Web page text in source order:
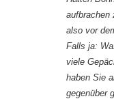
aufbrachen
also vor
Falls ja:
viele
haben Sie
gegenüber